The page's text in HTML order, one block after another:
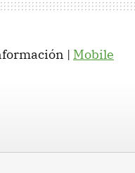
| Mobile